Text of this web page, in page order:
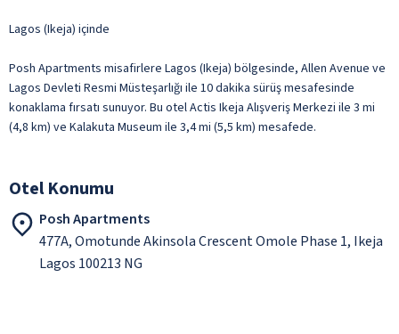
Lagos (Ikeja) içinde
Posh Apartments misafirlere Lagos (Ikeja) bölgesinde, Allen Avenue ve
Lagos Devleti Resmi Müsteşarlığı ile 10 dakika sürüş mesafesinde
konaklama fırsatı sunuyor. Bu otel Actis Ikeja Alışveriş Merkezi ile 3 mi
(4,8 km) ve Kalakuta Museum ile 3,4 mi (5,5 km) mesafede.
Otel Konumu
Posh Apartments
477A, Omotunde Akinsola Crescent Omole Phase 1, Ikeja
Lagos 100213 NG